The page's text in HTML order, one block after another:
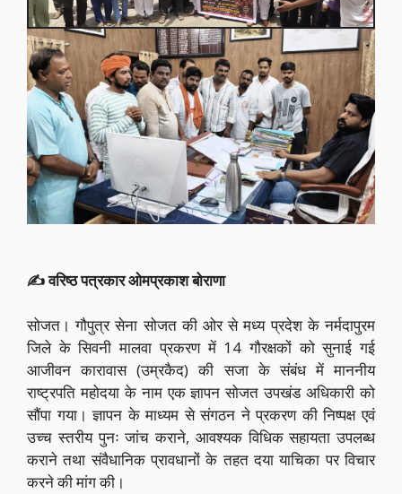
✍️ वरिष्ठ पत्रकार ओमप्रकाश बोराणा
सोजत। गौपुत्र सेना सोजत की ओर से मध्य प्रदेश के नर्मदापुरम
जिले के सिवनी मालवा प्रकरण में 14 गौरक्षकों को सुनाई गई
आजीवन कारावास (उम्रकैद) की सजा के संबंध में माननीय
राष्ट्रपति महोदया के नाम एक ज्ञापन सोजत उपखंड अधिकारी को
सौंपा गया। ज्ञापन के माध्यम से संगठन ने प्रकरण की निष्पक्ष एवं
उच्च स्तरीय पुनः जांच कराने, आवश्यक विधिक सहायता उपलब्ध
कराने तथा संवैधानिक प्रावधानों के तहत दया याचिका पर विचार
करने की मांग की।